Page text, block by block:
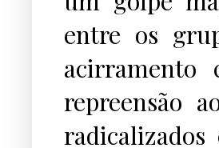
entre os
acirramento
repreensão